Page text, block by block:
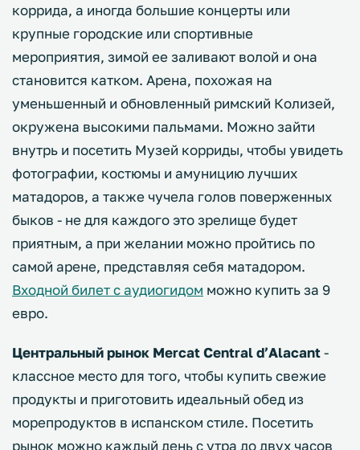
коррида, а иногда большие концерты или
крупные городские или спортивные
мероприятия, зимой ее заливают волой и она
становится катком. Арена, похожая на
уменьшенный и обновленный римский Колизей,
окружена высокими пальмами. Можно зайти
внутрь и посетить Музей корриды, чтобы увидеть
фотографии, костюмы и амуницию лучших
матадоров, а также чучела голов поверженных
быков - не для каждого это зрелище будет
приятным, а при желании можно пройтись по
самой арене, представляя себя матадором.
Входной билет с аудиогидом можно купить за 9
евро.
Центральный рынок Mercat Central d’Alacant-
классное место для того, чтобы купить свежие
продукты и приготовить идеальный обед из
морепродуктов в испанском стиле. Посетить
рынок можно каждый день с утра до двух часов